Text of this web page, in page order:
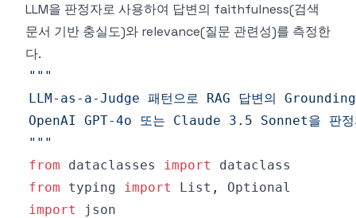
LLM을 판정자로 사용하여 답변의 faithfulness(검색
문서 기반 충실도)와 relevance(질문 관련성)를 측정한
다.
"""
from dataclasses import
from typing import List ,
import